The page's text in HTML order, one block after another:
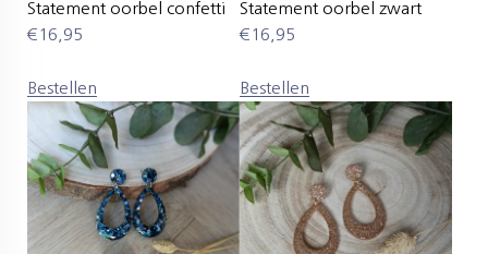
Statement oorbel confetti
€ 16,95
Bestellen
Statement oorbel zwart
€ 16,95
Bestellen